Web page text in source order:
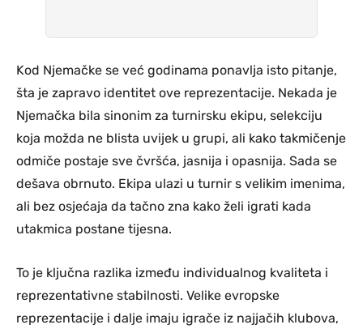
Kod Njemačke se već godinama ponavlja isto pitanje,
šta je zapravo identitet ove reprezentacije. Nekada je
Njemačka bila sinonim za turnirsku ekipu, selekciju
koja možda ne blista uvijek u grupi, ali kako takmičenje
odmiče postaje sve čvršća, jasnija i opasnija. Sada se
dešava obrnuto. Ekipa ulazi u turnir s velikim imenima,
ali bez osjećaja da tačno zna kako želi igrati kada
utakmica postane tijesna.
To je ključna razlika između individualnog kvaliteta i
reprezentativne stabilnosti. Velike evropske
reprezentacije i dalje imaju igrače iz najjačih klubova,